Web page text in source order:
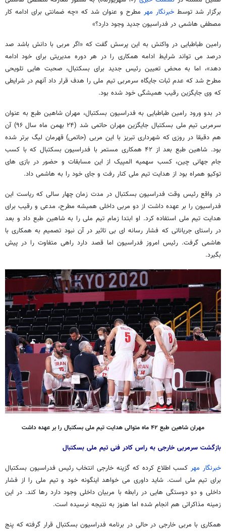
برگزار شد توسط خبرنگار مهر مطرح و عنوان شد که «چه ضمانتی برای ادامه کار
مصطفی هاشمی در فدراسیون جدید وجود دارد؟»
رامین طباطبایی در واکنش به این پرسش گفت که «اگر مربی با دانش باشد صد
درصد می تواند شرایط ادامه همکاری را در هر دوره مدیریتی برای خود ادامه
دهد»، اما به محض تعیین رئیس جدید برای بسکتبال، صحبت هایی تلویحی
مطرح شد که عدم ثبات جایگاه سرمربی تیم ملی را هدف قرار داد آنهم در شرایطی
که وی جایگزین رقیب همیشگی خود شده بود.
در بدو ورود رامین طباطبایی به فدراسیون بسکتبال، مهران شاهین طبع به عنوان
سرمربی تیم ملی بسکتبال جایگزین مهران حاتمی شد (۲۴ بهمن ماه سال ۹۶) آن
هم دقیقا در روزی که شهرداری تبریز با این مربی (حاتمی) قهرمان لیگ برتر شده
بود. شاهین طبع بعد از ۴۲ همکاری مستمر با فدراسیون بسکتبال که با کسب
جام جهانی چین، کسب سهمیه المپیک از این مسابقات و حضور در بازی های
توکیو همراه بود از هدایت تیم ملی کنار رفت و جای خود را به هاشمی داد.
در واقع رئیس وقت فدراسیون بسکتبال در مدت زمان چهار سالی که ریاست این
فدراسیون را بر عهده داشت از دو مربی داخلی همیشه مطرح، مدعی و رقیب برای
هدایت تیم ملی استفاده کرد. او ابتدا زمام تیم ملی را به شاهین طبع داد و بعد
در راستای جریاناتی که فشار رسانه ای بی تاثیر در آن نبود تصمیم به همکاری با
هاشمی گرفت. رئیس امروز فدراسیون اما قصد دارد راهی متفاوت را در پیش
بگیرد.
مهران شاهین طبع ۴۲ ماه متوالی هدایت تیم ملی بسکتبال را بر عهده داشت
بازگشت سرمربی خارجی به راس کادر فنی تیم ملی بسکتبال
خبرنگار مهرکسب اطلاع کرده که گزینه خارجی انتخاب رئیس فدراسیون بسکتبال
برای تیم ملی است. شاید داوری می خواهد اینگونه خود و تیم ملی را از فشار
داخلی و دو دوستگی هایی در رابطه با مربیان داخلی وجود دارد رها کند. در این
زمینه مذاکراتی هم انجام شده اما هنوز به نتیجه نرسیده است.
همکاری با مربی خارجی در حالی در برنامه فدراسیون بسکتبال قرار گرفته که پنج